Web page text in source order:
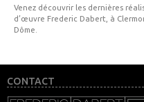
Venez découvrir les dernières
d’œuvre Frederic Dabert, à
Dôme.
CONTACT